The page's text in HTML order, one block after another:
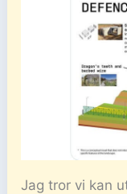
Jag tror vi kan